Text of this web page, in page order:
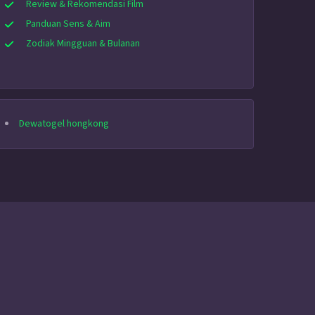
Review & Rekomendasi Film
Panduan Sens & Aim
Zodiak Mingguan & Bulanan
Dewatogel hongkong